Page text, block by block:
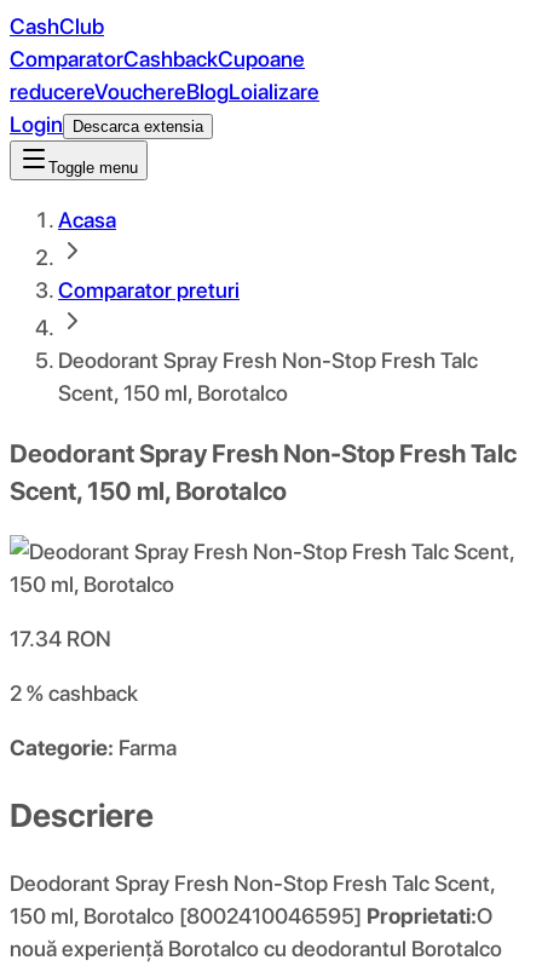
CashClub
ComparatorCashbackCupoane
reducereVouchereBlogLoializare
Login
Descarca extensia
Toggle menu
Acasa
Comparator preturi
Deodorant Spray Fresh Non-Stop Fresh Talc
Scent, 150 ml, Borotalco
Deodorant Spray Fresh Non-Stop Fresh Talc
Scent, 150 ml, Borotalco
17.34 RON
2 %cashback
Categorie: Farma
Descriere
Deodorant Spray Fresh Non-Stop Fresh Talc Scent,
150 ml, Borotalco [8002410046595] Proprietati:O
nouă experiență Borotalco cu deodorantul Borotalco